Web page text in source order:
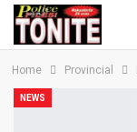
Home Provincial
NEWS